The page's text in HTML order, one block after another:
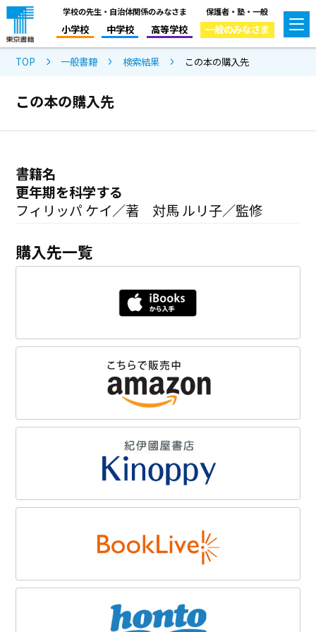
学校の先生・自治体関係のみなさま
小学校 中学校 高等学校
保護者・塾・一般
一般のみなさま
TOP 一般書籍 検索結果 この本の購入先
この本の購入先
書籍名
更年期を科学する
フィリッパ ケイ／著 対馬 ルリ子／監修
購入先一覧